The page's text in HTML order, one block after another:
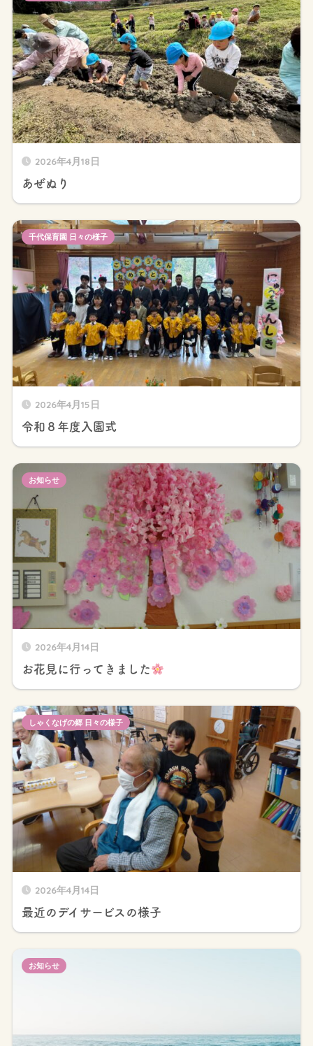
2026年4月18日
あぜぬり
2026年4月15日
令和８年度入園式
千代保育園 日々の様子
2026年4月14日
お花見に行ってきました
お知らせ
2026年4月14日
最近のデイサービスの様子
しゃくなげの郷 日々の様子
お知らせ